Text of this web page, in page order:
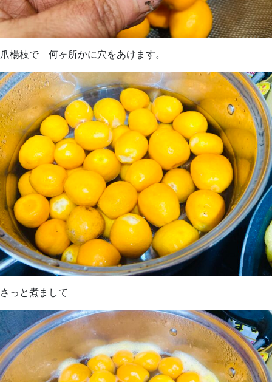
爪楊枝で 何ヶ所かに穴をあけます。
さっと煮まして